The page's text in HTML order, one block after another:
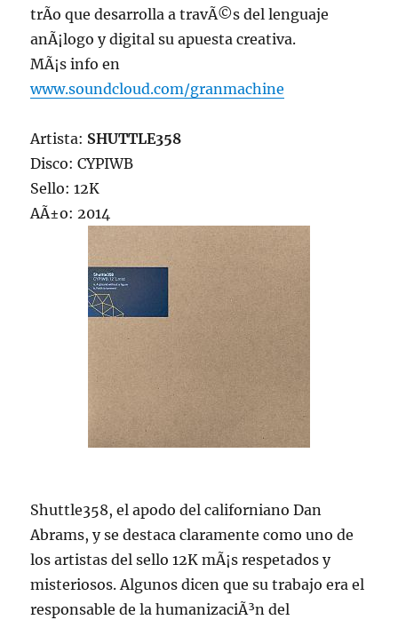
trÃ­o que desarrolla a travÃ©s del lenguaje
anÃ¡logo y digital su apuesta creativa.
MÃ¡s info en
www.soundcloud.com/granmachine
Artista: SHUTTLE358
Disco: CYPIWB
Sello: 12K
AÃ±o: 2014
Shuttle358, el apodo del californiano Dan
Abrams, y se destaca claramente como uno de
los artistas del sello 12K mÃ¡s respetados y
misteriosos. Algunos dicen que su trabajo era el
responsable de la humanizaciÃ³n del